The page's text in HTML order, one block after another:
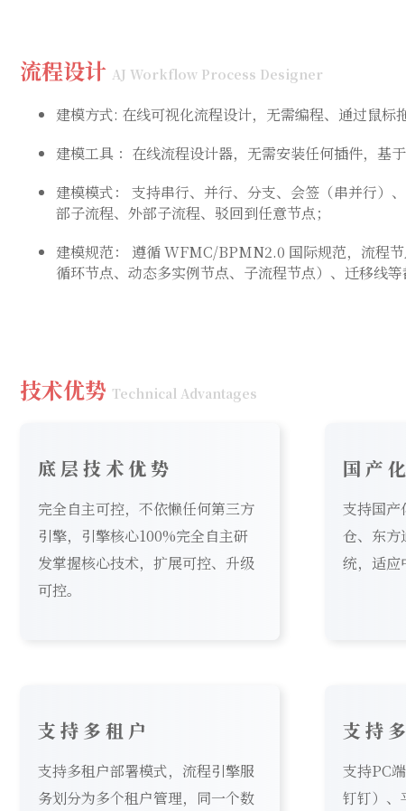
流程设计 AJ Workflow Process Designer
建模方式: 在线可视化流程设计，无需编程、通过鼠标
建模工具 ：在线流程设计器，无需安装任何插件，基
建模模式： 支持串行、并行、分支、会签（串并行）
部子流程、外部子流程、驳回到任意节点；
建模规范： 遵循 WFMC/BPMN2.0 国际规范，流程
循环节点、动态多实例节点、子流程节点）、迁移线等
技术优势 Technical Advantages
底层技术优势
完全自主可控，不依懒任何第三方
引擎，引擎核心100%完全自主研
发掌握核心技术，扩展可控、升级
可控。
国产
支持国产
仓、东方
统，适应
支持多租户
支持多租户部署模式，流程引擎服
务划分为多个租户管理，同一个数
支持
支持PC
钉钉）、